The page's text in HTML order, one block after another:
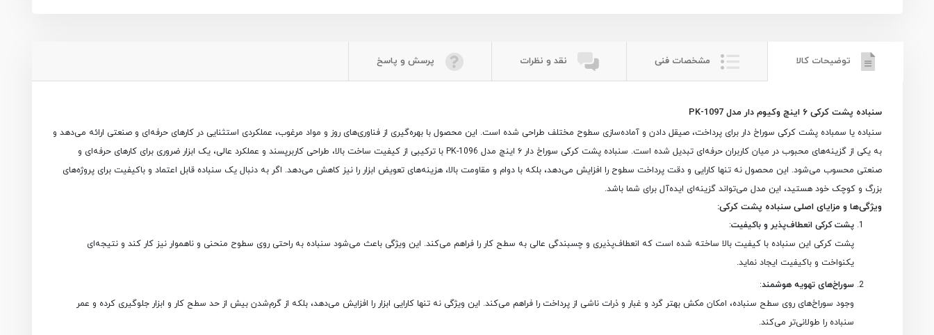
توضیحات کالا مشخصات فنی نقد و نظرات پرسش و پاسخ
سنباده پشت کرکی ۶ اینچ وکیوم دار مدل PK-1097
سنباده یا سمباده پشت کرکی سوراخ دار برای پرداخت، صیقل دادن و آماده‌سازی سطوح مختلف طراحی شده است. این محصول با بهره‌گیری از فناوری‌های روز و مواد مرغوب، عملکردی استثنایی در کارهای حرفه‌ای و صنعتی ارائه می‌دهد و
به یکی از گزینه‌های محبوب در میان کاربران حرفه‌ای تبدیل شده است. سنباده پشت کرکی سوراخ دار ۶ اینچ مدل PK-1096 با ترکیبی از کیفیت ساخت بالا، طراحی کاربرپسند و عملکرد عالی، یک ابزار ضروری برای کارهای حرفه‌ای و
صنعتی محسوب می‌شود. این محصول نه تنها کارایی و دقت پرداخت سطوح را افزایش می‌دهد، بلکه با دوام و مقاومت بالا، هزینه‌های تعویض ابزار را نیز کاهش می‌دهد. اگر به دنبال یک سنباده قابل اعتماد و باکیفیت برای پروژه‌های
بزرگ و کوچک خود هستید، این مدل می‌تواند گزینه‌ای ایده‌آل برای شما باشد.
ویژگی‌ها و مزایای اصلی سنباده پشت کرکی:
پشت کرکی انعطاف‌پذیر و باکیفیت:
پشت کرکی این سنباده با کیفیت بالا ساخته شده است که انعطاف‌پذیری و چسبندگی عالی به سطح کار را فراهم می‌کند. این ویژگی باعث می‌شود سنباده به راحتی روی سطوح منحنی و ناهموار نیز کار کند و نتیجه‌ای
یکنواخت و باکیفیت ایجاد نماید.
سوراخ‌های تهویه هوشمند:
وجود سوراخ‌های روی سطح سنباده، امکان مکش بهتر گرد و غبار و ذرات ناشی از پرداخت را فراهم می‌کند. این ویژگی نه تنها کارایی ابزار را افزایش می‌دهد، بلکه از گرم‌شدن بیش از حد سطح کار و ابزار جلوگیری کرده و عمر
سنباده را طولانی‌تر می‌کند.